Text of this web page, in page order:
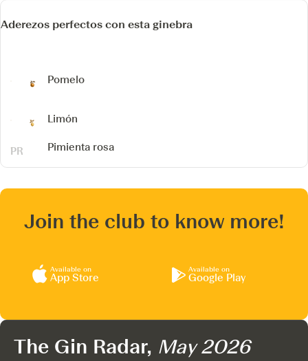
Aderezos perfectos con esta ginebra
Pomelo
Limón
Pimienta rosa
Join the club to know more!
Available on
App Store
Available on
Google Play
The Gin Radar, May 2026